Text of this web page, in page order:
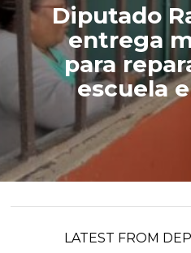
Diputado
entrega
para
escuela
LATEST FROM